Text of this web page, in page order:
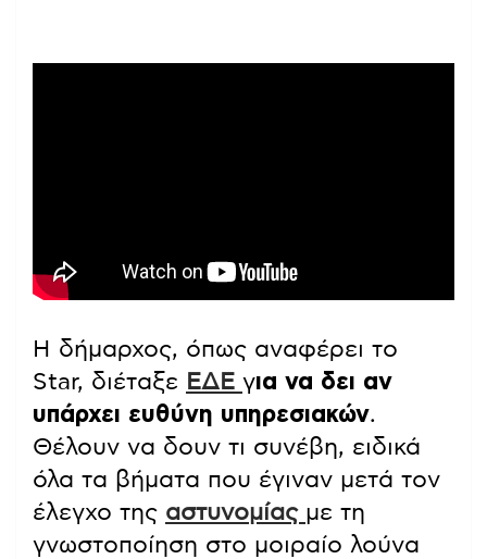
Η δήμαρχος, όπως αναφέρει το
Star, διέταξε ΕΔΕ για να δει αν
υπάρχει ευθύνη υπηρεσιακών.
Θέλουν να δουν τι συνέβη, ειδικά
όλα τα βήματα που έγιναν μετά τον
έλεγχο της αστυνομίας με τη
γνωστοποίηση στο μοιραίο λούνα